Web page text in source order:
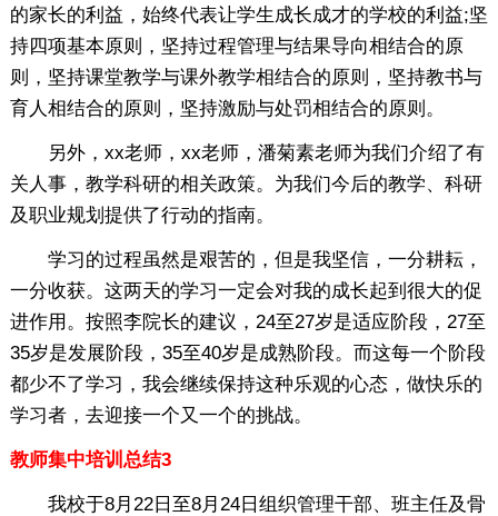
的家长的利益，始终代表让学生成长成才的学校的利益;坚
持四项基本原则，坚持过程管理与结果导向相结合的原
则，坚持课堂教学与课外教学相结合的原则，坚持教书与
育人相结合的原则，坚持激励与处罚相结合的原则。
另外，xx老师，xx老师，潘菊素老师为我们介绍了有
关人事，教学科研的相关政策。为我们今后的教学、科研
及职业规划提供了行动的指南。
学习的过程虽然是艰苦的，但是我坚信，一分耕耘，
一分收获。这两天的学习一定会对我的成长起到很大的促
进作用。按照李院长的建议，24至27岁是适应阶段，27至
35岁是发展阶段，35至40岁是成熟阶段。而这每一个阶段
都少不了学习，我会继续保持这种乐观的心态，做快乐的
学习者，去迎接一个又一个的挑战。
教师集中培训总结3
我校于8月22日至8月24日组织管理干部、班主任及骨